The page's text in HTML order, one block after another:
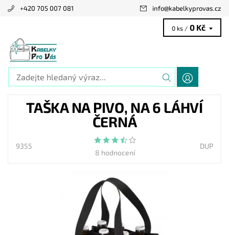
+420 705 007 081 info@kabelkyprovas.cz
0 ks / 0 Kč
TAŠKA NA PIVO, NA 6 LÁHVÍ
ČERNÁ
9355
8 hodnocení
DUP